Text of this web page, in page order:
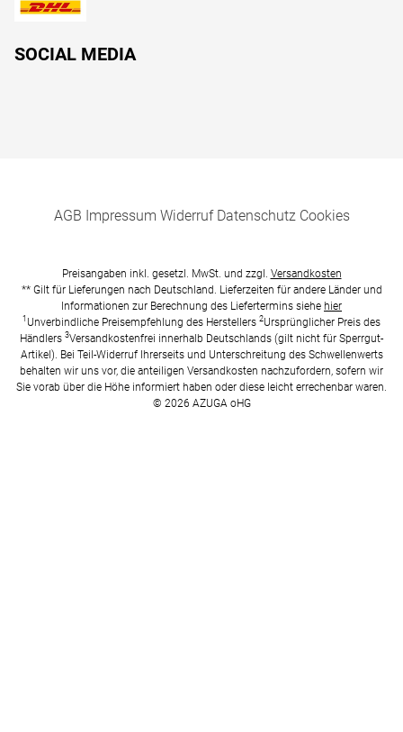
SOCIAL MEDIA
AGB Impressum Widerruf Datenschutz Cookies
Preisangaben inkl. gesetzl. MwSt. und zzgl. Versandkosten
** Gilt für Lieferungen nach Deutschland. Lieferzeiten für andere Länder und
Informationen zur Berechnung des Liefertermins siehe hier
1 Unverbindliche Preisempfehlung des Herstellers 2Ursprünglicher Preis des
Händlers 3Versandkostenfrei innerhalb Deutschlands (gilt nicht für Sperrgut-
Artikel). Bei Teil-Widerruf Ihrerseits und Unterschreitung des Schwellenwerts
behalten wir uns vor, die anteiligen Versandkosten nachzufordern, sofern wir
Sie vorab über die Höhe informiert haben oder diese leicht errechenbar waren.
© 2026 AZUGA oHG